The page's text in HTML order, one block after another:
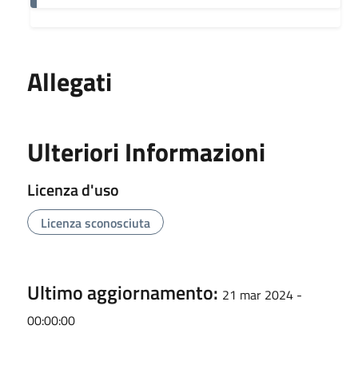
Allegati
Ulteriori Informazioni
Licenza d'uso
Licenza sconosciuta
Ultimo aggiornamento: 21 mar 2024 -
00:00:00